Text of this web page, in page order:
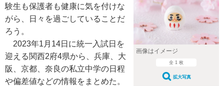
画像はイメージ
全 1 枚
拡大写真
験生も保護者も健康に気を付けな
がら、日々を過ごしていることだ
ろう。
2023年1月14日に統一入試日を
迎える関西2府4県から、兵庫、大
阪、京都、奈良の私立中学の日程
や偏差値などの情報をまとめた。